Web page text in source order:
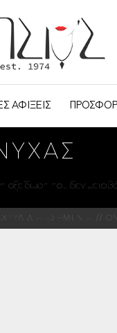
ΑΦΙΞΕΙΣ
που δεν
ΑΣΗΜΕΝΙΑ